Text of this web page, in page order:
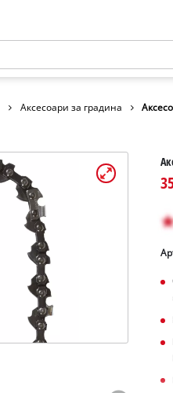
Аксесоари за градина